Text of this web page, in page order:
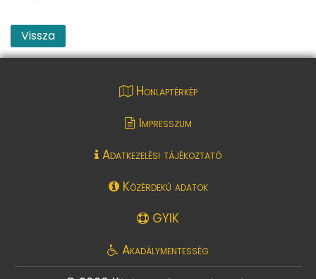
Vissza
Honlaptérkép
Impresszum
Adatkezelési tájékoztató
Közérdekű adatok
GYIK
Akadálymentesség